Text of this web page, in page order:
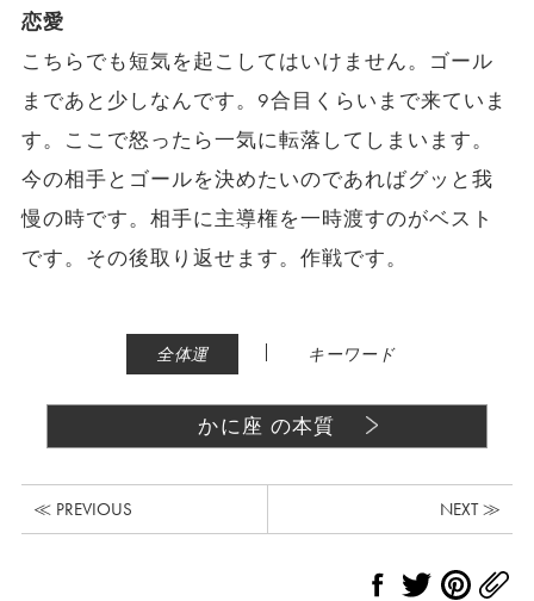
恋愛
こちらでも短気を起こしてはいけません。ゴール
まであと少しなんです。9合目くらいまで来ていま
す。ここで怒ったら一気に転落してしまいます。
今の相手とゴールを決めたいのであればグッと我
慢の時です。相手に主導権を一時渡すのがベスト
です。その後取り返せます。作戦です。
全体運 | キーワード
かに座 の本質
≪ PREVIOUS NEXT ≫